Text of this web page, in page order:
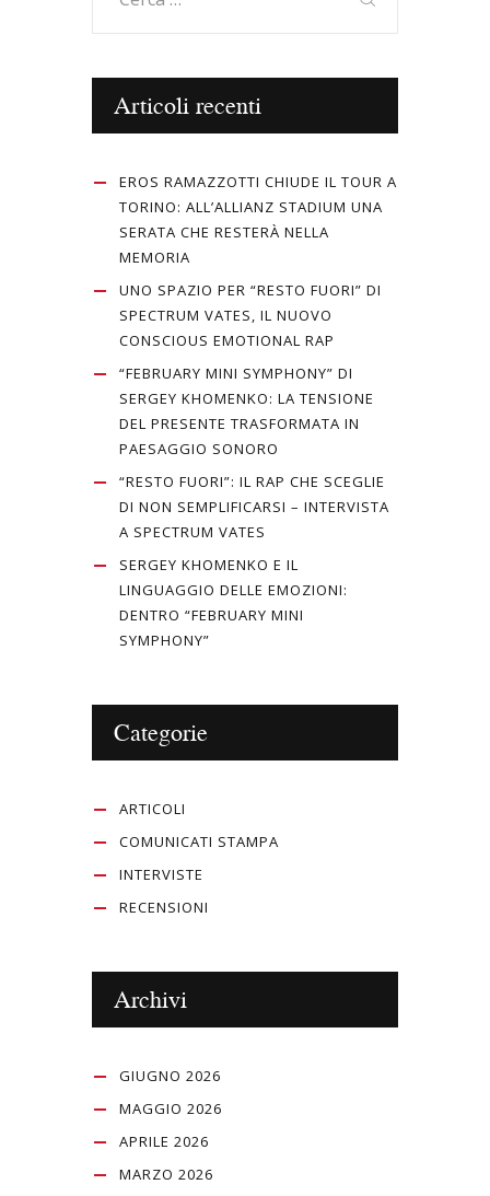
per:
Articoli recenti
EROS RAMAZZOTTI CHIUDE IL TOUR A
TORINO: ALL’ALLIANZ STADIUM UNA
SERATA CHE RESTERÀ NELLA
MEMORIA
UNO SPAZIO PER “RESTO FUORI” DI
SPECTRUM VATES, IL NUOVO
CONSCIOUS EMOTIONAL RAP
“FEBRUARY MINI SYMPHONY” DI
SERGEY KHOMENKO: LA TENSIONE
DEL PRESENTE TRASFORMATA IN
PAESAGGIO SONORO
“RESTO FUORI”: IL RAP CHE SCEGLIE
DI NON SEMPLIFICARSI – INTERVISTA
A SPECTRUM VATES
SERGEY KHOMENKO E IL
LINGUAGGIO DELLE EMOZIONI:
DENTRO “FEBRUARY MINI
SYMPHONY”
Categorie
ARTICOLI
COMUNICATI STAMPA
INTERVISTE
RECENSIONI
Archivi
GIUGNO 2026
MAGGIO 2026
APRILE 2026
MARZO 2026